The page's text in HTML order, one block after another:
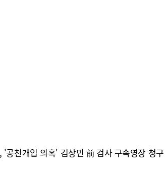
'공천개입 의혹' 김상민 前 검사 구속영장 청구